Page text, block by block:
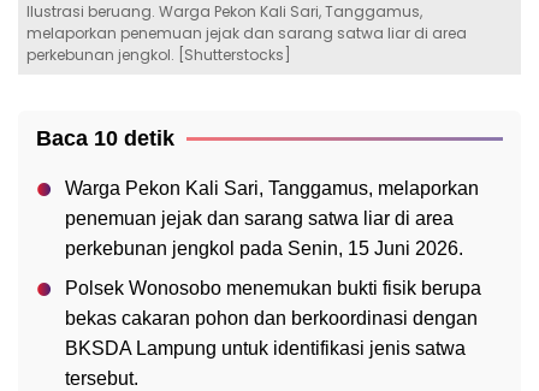
Ilustrasi beruang. Warga Pekon Kali Sari, Tanggamus,
melaporkan penemuan jejak dan sarang satwa liar di area
perkebunan jengkol. [Shutterstocks]
Baca 10 detik
Warga Pekon Kali Sari, Tanggamus, melaporkan
penemuan jejak dan sarang satwa liar di area
perkebunan jengkol pada Senin, 15 Juni 2026.
Polsek Wonosobo menemukan bukti fisik berupa
bekas cakaran pohon dan berkoordinasi dengan
BKSDA Lampung untuk identifikasi jenis satwa
tersebut.